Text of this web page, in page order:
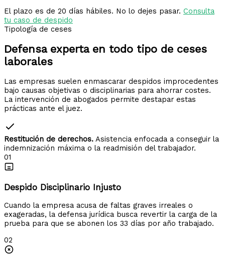
El plazo es de 20 días hábiles. No lo dejes pasar. Consulta
tu caso de despido
Tipología de ceses
Defensa experta en todo tipo de ceses
laborales
Las empresas suelen enmascarar despidos improcedentes
bajo causas objetivas o disciplinarias para ahorrar costes.
La intervención de abogados permite destapar estas
prácticas ante el juez.
Restitución de derechos. Asistencia enfocada a conseguir la
indemnización máxima o la readmisión del trabajador.
01
Despido Disciplinario Injusto
Cuando la empresa acusa de faltas graves irreales o
exageradas, la defensa jurídica busca revertir la carga de la
prueba para que se abonen los 33 días por año trabajado.
02